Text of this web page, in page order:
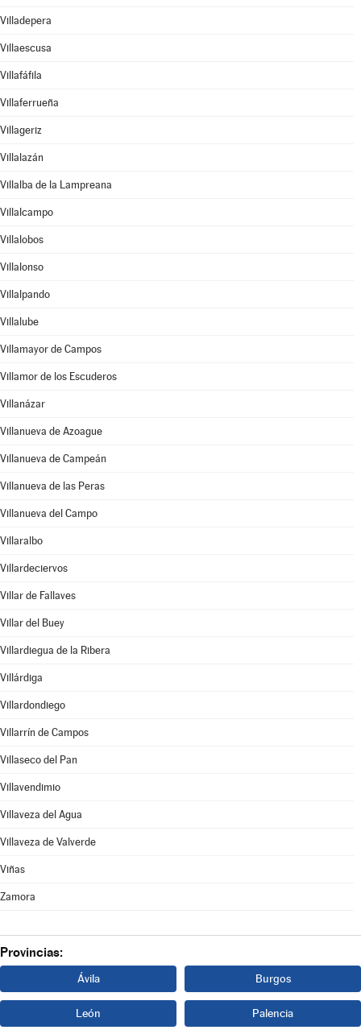
Villadepera
Villaescusa
Villafáfila
Villaferrueña
Villageriz
Villalazán
Villalba de la Lampreana
Villalcampo
Villalobos
Villalonso
Villalpando
Villalube
Villamayor de Campos
Villamor de los Escuderos
Villanázar
Villanueva de Azoague
Villanueva de Campeán
Villanueva de las Peras
Villanueva del Campo
Villaralbo
Villardeciervos
Villar de Fallaves
Villar del Buey
Villardiegua de la Ribera
Villárdiga
Villardondiego
Villarrín de Campos
Villaseco del Pan
Villavendimio
Villaveza del Agua
Villaveza de Valverde
Viñas
Zamora
Provincias:
Ávila Burgos
León Palencia